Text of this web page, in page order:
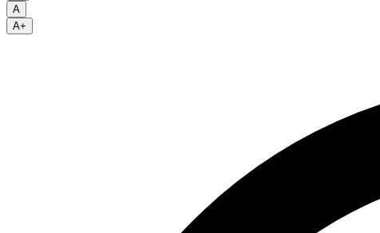
A
A+